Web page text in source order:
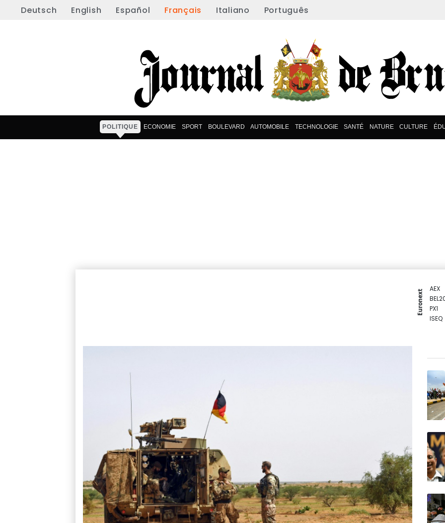
Deutsch English Español Français Italiano Português
POLITIQUE ECONOMIE SPORT BOULEVARD AUTOMOBILE TECHNOLOGIE SANTÉ NATURE CULTURE
Euronext
AEX
PX1
ISEQ